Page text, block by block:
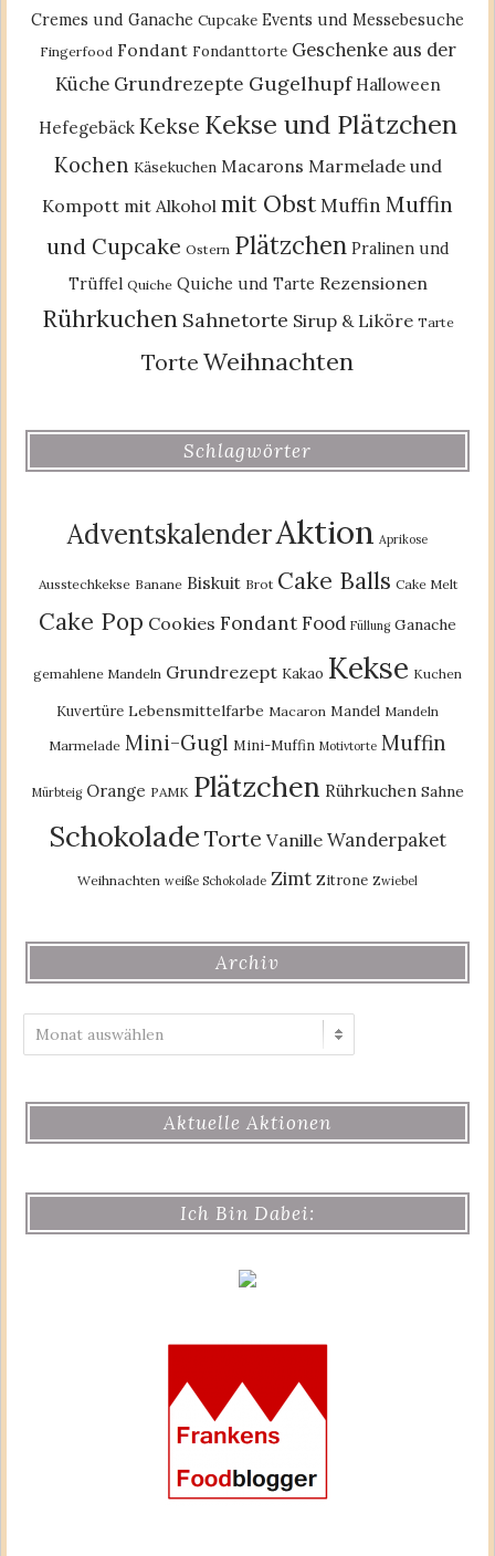
Cremes und Ganache Cupcake Events und Messebesuche
Fingerfood Fondant Fondanttorte Geschenke aus der
Küche Grundrezepte Gugelhupf Halloween
Hefegebäck Kekse Kekse und Plätzchen
Kochen Käsekuchen Macarons Marmelade und
Kompott mit Alkohol mit ObstMuffin Muffin
und Cupcake Ostern Plätzchen Pralinen und
Trüffel Quiche Quiche und Tarte Rezensionen
Rührkuchen Sahnetorte Sirup & Liköre Tarte
Torte Weihnachten
Schlagwörter
AdventskalenderAktion Aprikose
Ausstechkekse Banane Biskuit Brot Cake Balls Cake Melt
Cake Pop Cookies Fondant Food Füllung Ganache
gemahlene Mandeln Grundrezept Kakao Kekse Kuchen
Kuvertüre Lebensmittelfarbe Macaron Mandel Mandeln
Marmelade Mini-Gugl Mini-Muffin Motivtorte Muffin
Mürbteig Orange PAMK Plätzchen Rührkuchen Sahne
Schokolade Torte Vanille Wanderpaket
Weihnachten weiße Schokolade Zimt Zitrone Zwiebel
Archiv
Aktuelle Aktionen
Ich Bin Dabei: